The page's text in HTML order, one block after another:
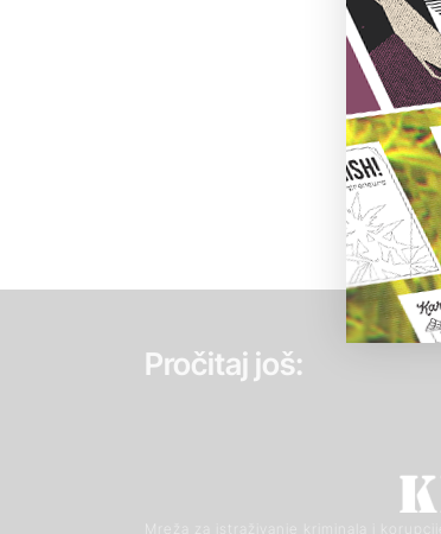
Pročitaj još:
Mreža za istraživanje kriminala i korupcije